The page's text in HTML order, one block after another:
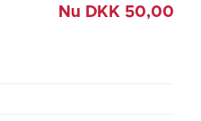
Nu DKK 50,00